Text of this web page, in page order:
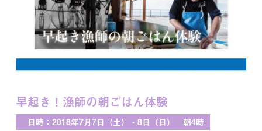
早起き！漁師の朝ごはん体験
日時：2018年7月7日（土）・8日（日） 朝4時